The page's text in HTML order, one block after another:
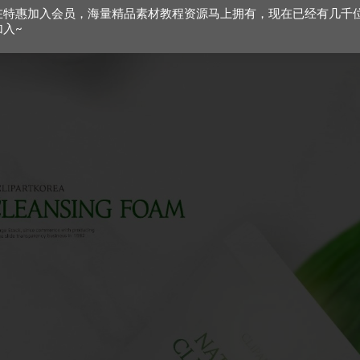
特惠加入会员，海量精品素材教程资源马上拥有，现在已经有几千
入~